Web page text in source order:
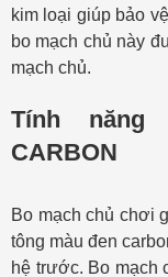
kim loại giúp bảo
bo mạch chủ này
mạch chủ.
Tính năng
CARBON
Bo mạch chủ chơi
tông màu đen
hệ trước. Bo mạch